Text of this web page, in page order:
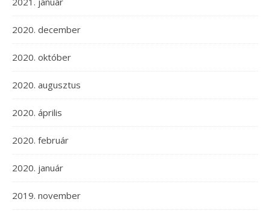
2020. december
2020. október
2020. augusztus
2020. április
2020. február
2020. január
2019. november